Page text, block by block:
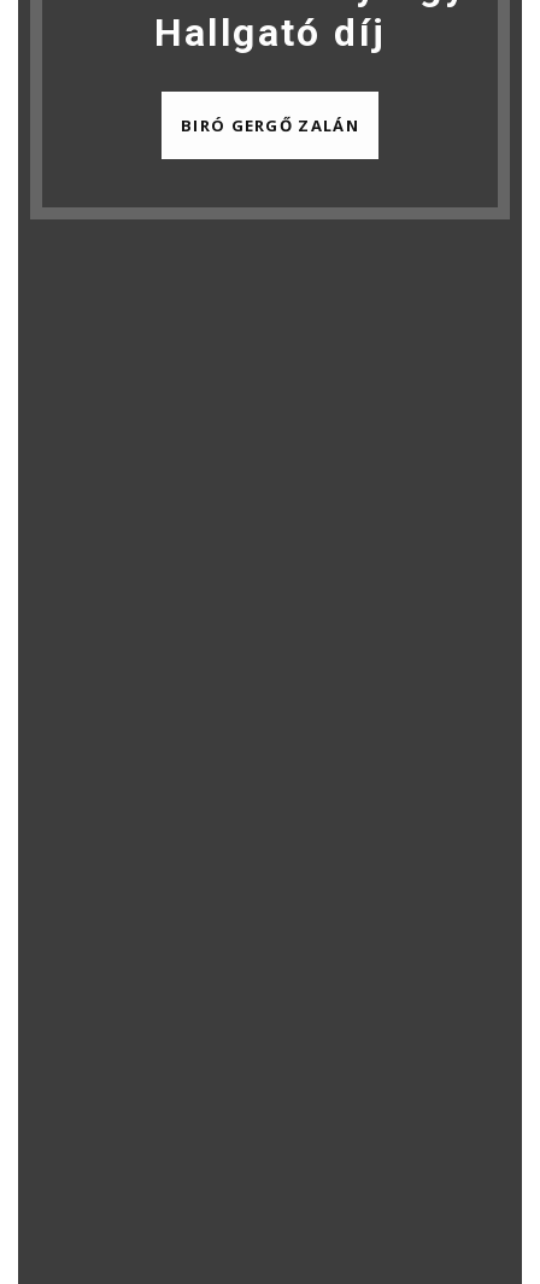
Hallgató díj
BIRÓ GERGŐ ZALÁN